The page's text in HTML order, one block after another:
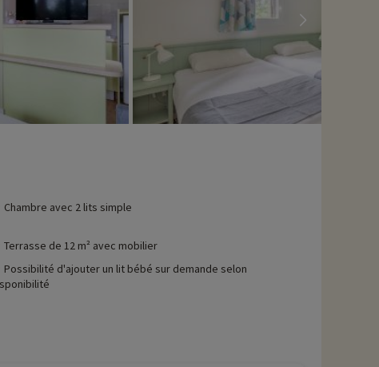
Chambre avec 2 lits simple
Terrasse de 12 m² avec mobilier
Possibilité d'ajouter un lit bébé sur demande selon